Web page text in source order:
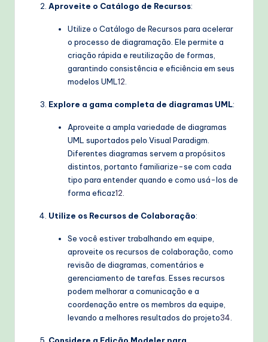
Aproveite o Catálogo de Recursos:
Utilize o Catálogo de Recursos para acelerar
o processo de diagramação. Ele permite a
criação rápida e reutilização de formas,
garantindo consistência e eficiência em seus
modelos UML12
Explore a gama completa de diagramas UML:
Aproveite a ampla variedade de diagramas
UML suportados pelo Visual Paradigm.
Diferentes diagramas servem a propósitos
distintos, portanto familiarize-se com cada
tipo para entender quando e como usá-los de
forma eficaz12
Utilize os Recursos de Colaboração:
Se você estiver trabalhando em equipe,
aproveite os recursos de colaboração, como
revisão de diagramas, comentários e
gerenciamento de tarefas. Esses recursos
podem melhorar a comunicação e a
coordenação entre os membros da equipe,
levando a melhores resultados do projeto34
Considere a Edição Modeler para